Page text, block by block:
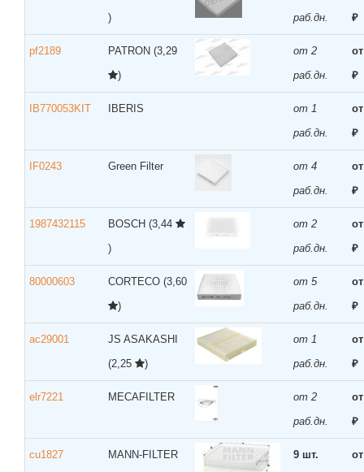
)
раб.дн.
₽
pf2189 PATRON (3,29
)
от 2
раб.дн.
₽
IB770053KIT IBERIS
от 1
раб.дн.
₽
IF0243 Green Filter
от 4
раб.дн.
₽
1987432115 BOSCH (3,44
)
от 2
раб.дн.
₽
80000603 CORTECO (3,60
)
от 5
раб.дн.
₽
ac29001
JS ASAKASHI
(2,25
)
от 1
раб.дн.
₽
elr7221 MECAFILTER
от 2
раб.дн.
₽
cu1827
MANN-FILTER
9 шт.